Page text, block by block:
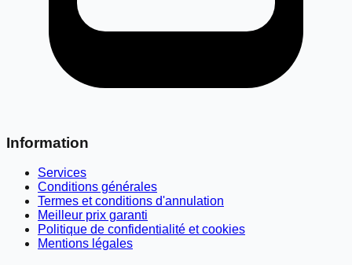
Information
Services
Conditions générales
Termes et conditions d'annulation
Meilleur prix garanti
Politique de confidentialité et cookies
Mentions légales